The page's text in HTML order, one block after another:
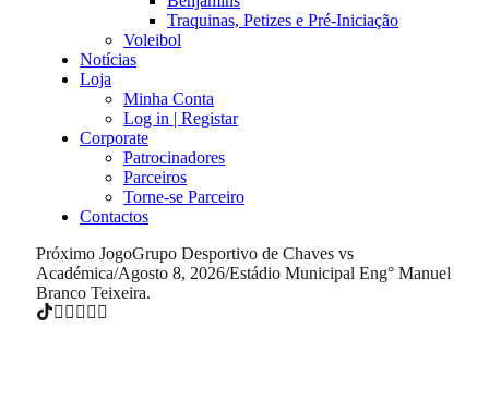
Traquinas, Petizes e Pré-Iniciação
Voleibol
Notícias
Loja
Minha Conta
Log in | Registar
Corporate
Patrocinadores
Parceiros
Torne-se Parceiro
Contactos
Próximo JogoGrupo Desportivo de Chaves vs
Académica/Agosto 8, 2026/Estádio Municipal Eng° Manuel
Branco Teixeira.